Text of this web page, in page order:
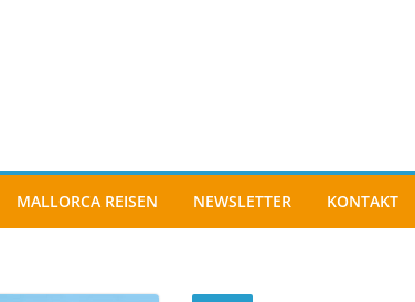
MALLORCA REISEN NEWSLETTER KONTAKT